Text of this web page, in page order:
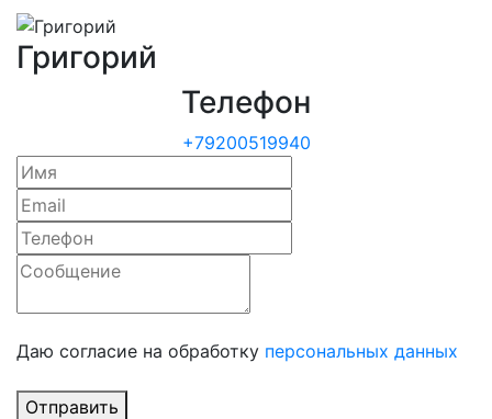
Григорий
Телефон
+79200519940
Даю согласие на обработку персональных данных
Отправить